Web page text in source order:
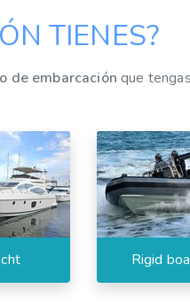
TIENES?
de embarcación que
Rigid